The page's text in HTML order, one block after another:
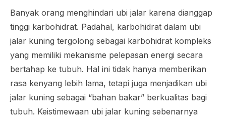
Banyak orang menghindari ubi jalar karena dianggap
tinggi karbohidrat. Padahal, karbohidrat dalam ubi
jalar kuning tergolong sebagai karbohidrat kompleks
yang memiliki mekanisme pelepasan energi secara
bertahap ke tubuh. Hal ini tidak hanya memberikan
rasa kenyang lebih lama, tetapi juga menjadikan ubi
jalar kuning sebagai “bahan bakar” berkualitas bagi
tubuh. Keistimewaan ubi jalar kuning sebenarnya